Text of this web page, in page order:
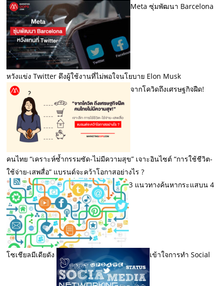
Meta ซุ่มพัฒนา Barcelona
หวังแข่ง Twitter ดึงผู้ใช้งานที่ไม่พอใจนโยบาย Elon Musk
จากโควิดถึงเศรษฐกิจฝืด!
คนไทย “เคราะห์ซ้ำกรรมซัด-ไม่มีความสุข” เจาะอินไซต์ “การใช้ชีวิต-
ใช้จ่าย-เสพสื่อ” แบรนด์จะคว้าโอกาสอย่างไร ?
3 แนวทางค้นหากระแสบน 4
โซเชียลมีเดียดัง เข้าใจการทำ Social